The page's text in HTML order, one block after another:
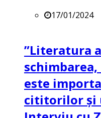
17/01/2024
”Literatura
este
cititorilor și